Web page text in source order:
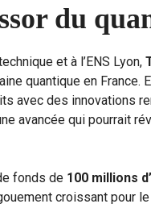
du
et à l’ENS Lyon,
quantique en France.
avec des innovations
avancée qui pourrait
fonds de 100 millions
croissant pour